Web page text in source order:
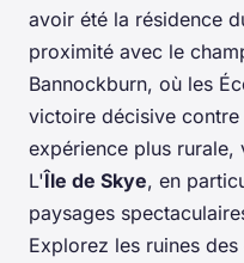
avoir été la résidence
proximité avec le
Bannockburn, où les
victoire décisive contre
expérience plus
L'Île de Skye, en
paysages
Explorez les ruines